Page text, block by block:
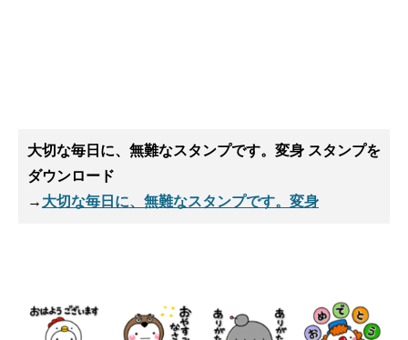
大切な毎日に、無難なスタンプです。変身 スタンプを
ダウンロード
→ 大切な毎日に、無難なスタンプです。変身